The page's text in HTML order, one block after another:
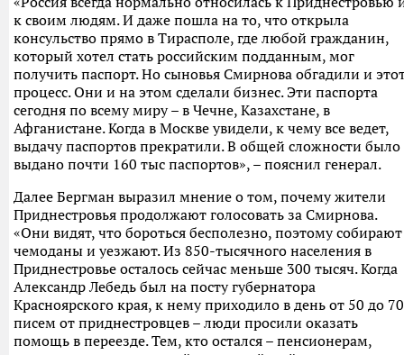
к своим людям. И даже пошла на то, что открыла
консульство прямо в Тирасполе, где любой гражданин,
который хотел стать российским подданным, мог
получить паспорт. Но сыновья Смирнова обгадили и
процесс. Они и на этом сделали бизнес. Эти паспорта
сегодня по всему миру – в Чечне, Казахстане, в
Афганистане. Когда в Москве увидели, к чему все ведет,
выдачу паспортов прекратили. В общей сложности было
выдано почти 160 тыс паспортов», – пояснил генерал.
Далее Бергман выразил мнение о том, почему жители
Приднестровья продолжают голосовать за Смирнова.
«Они видят, что бороться бесполезно, поэтому собирают
чемоданы и уезжают. Из 850-тысячного населения в
Приднестровье осталось сейчас меньше 300 тысяч. Когда
Александр Лебедь был на посту губернатора
Красноярского края, к нему приходило в день от 50 до 70
писем от приднестровцев – люди просили оказать
помощь в переезде. Тем, кто остался – пенсионерам,